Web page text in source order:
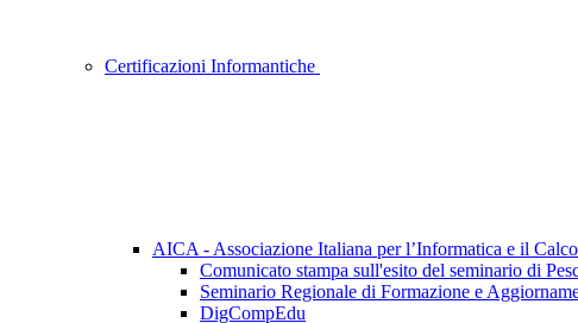
Certificazioni Informantiche
AICA - Associazione Italiana per l’Informatica e il
Comunicato stampa sull'esito del seminario di
Seminario Regionale di Formazione e
DigCompEdu